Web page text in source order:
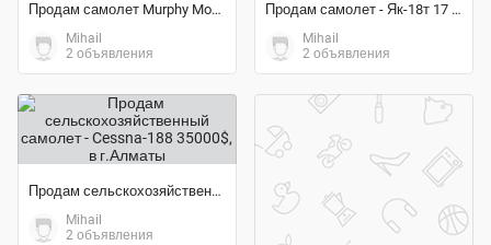
Продам самолет Murphy Moose SR-3500
Mihail
2 объявления
Продам самолет - Як-18т 17 000$
Mihail
2 объявления
Продам сельскохозяйственный самолет - Cessna-188 35000$
Mihail
2 объявления